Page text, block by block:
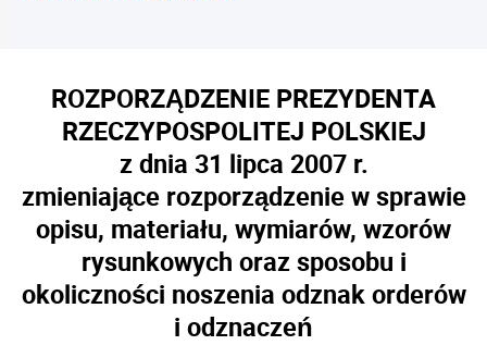
ROZPORZĄDZENIE PREZYDENTA
RZECZYPOSPOLITEJ POLSKIEJ
z dnia 31 lipca 2007 r.
zmieniające rozporządzenie w sprawie
opisu, materiału, wymiarów, wzorów
rysunkowych oraz sposobu i
okoliczności noszenia odznak orderów
i odznaczeń